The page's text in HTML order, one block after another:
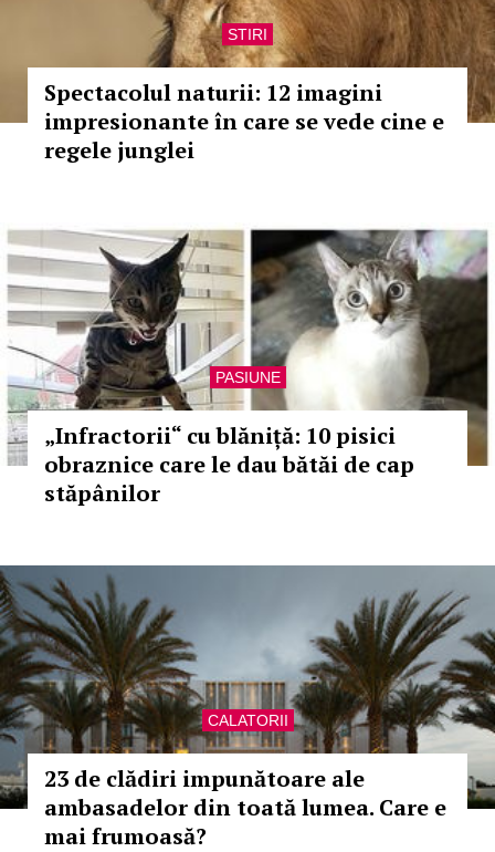
STIRI
Spectacolul naturii: 12 imagini
impresionante în care se vede cine e
regele junglei
PASIUNE
„Infractorii“ cu blăniță: 10 pisici
obraznice care le dau bătăi de cap
stăpânilor
CALATORII
23 de clădiri impunătoare ale
ambasadelor din toată lumea. Care e
mai frumoasă?